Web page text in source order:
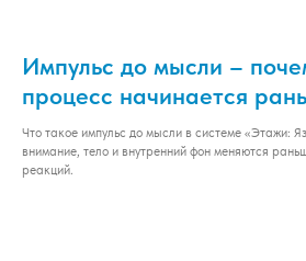
Импульс до мысли –
процесс начинается
Что такое импульс до мысли в системе «Этажи:
внимание, тело и внутренний фон меняются
реакций.